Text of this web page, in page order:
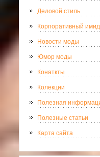
Деловой стиль
Корпоративный
Новости моды
Юмор моды
Конаткты
Колекции
Полезная
Полезные статьи
Карта сайта